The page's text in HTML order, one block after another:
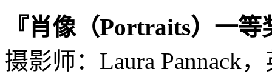
『肖像（Portraits）一等
摄影师：Laura Pannack